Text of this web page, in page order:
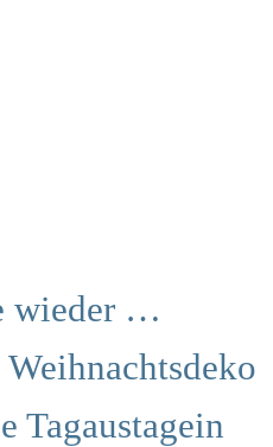
wieder …
Tagaustagein